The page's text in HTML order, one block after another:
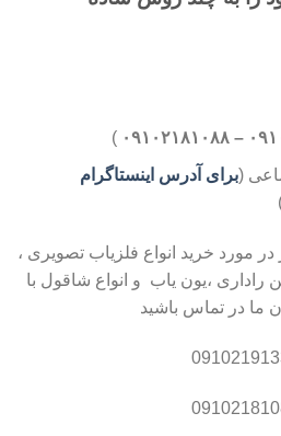
)
(برای آدرس اینستاگرام
مورد خرید انواع فلزیاب تصویری ،
راداری ،یون یاب و انواع شاقول با
ما در تماس باشید